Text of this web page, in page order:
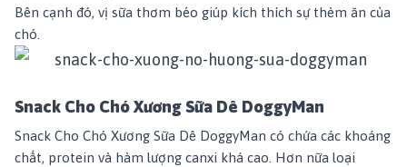
Bên cạnh đó, vị sữa thơm béo giúp kích thích sự thèm ăn của
chó.
Snack Cho Chó Xương Sữa Dê DoggyMan
Snack Cho Chó Xương Sữa Dê DoggyMan có chứa các khoáng
chất, protein và hàm lượng canxi khá cao. Hơn nữa loại